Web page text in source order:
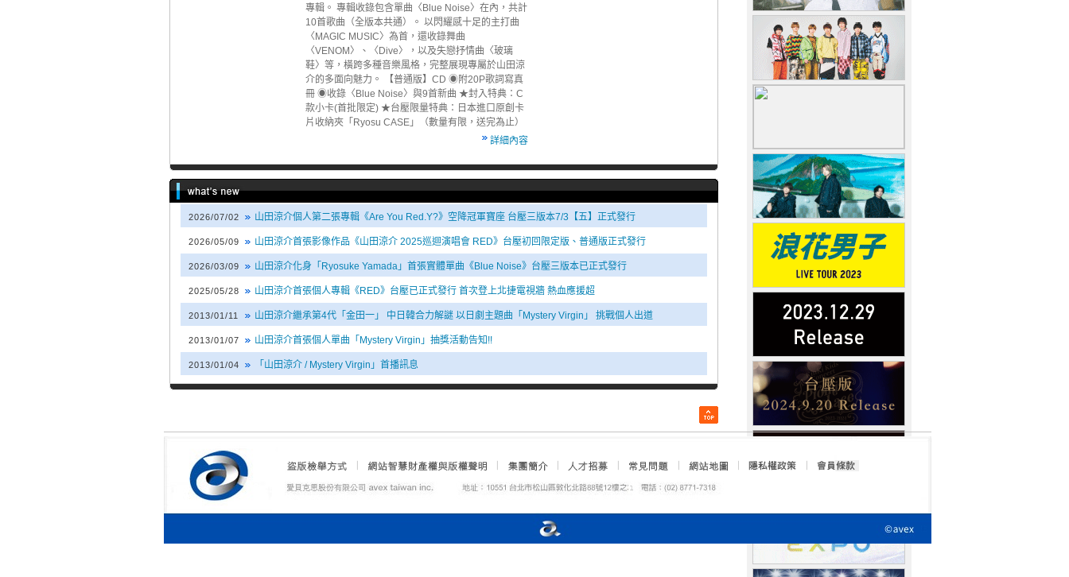
專輯。 專輯收錄包含單曲〈Blue Noise〉在內，共計
10首歌曲（全版本共通）。 以閃耀感十足的主打曲
〈MAGIC MUSIC〉為首，還收錄舞曲
〈VENOM〉、〈Dive〉，以及失戀抒情曲〈玻璃
鞋〉等，橫跨多種音樂風格，完整展現專屬於山田涼
介的多面向魅力。 【普通版】CD ◉附20P歌詞寫真
冊 ◉收錄〈Blue Noise〉與9首新曲 ★封入特典：C
款小卡(首批限定) ★台壓限量特典：日本進口原創卡
片收納夾「Ryosu CASE」（數量有限，送完為止）
詳細內容
2026/07/02 山田涼介個人第二張專輯《Are You Red.Y?》空降冠軍寶座 台壓三版本7/3【五】正式發行
2026/05/09 山田涼介首張影像作品《山田涼介 2025巡迴演唱會 RED》台壓初回限定版、普通版正式發行
2026/03/09 山田涼介化身「Ryosuke Yamada」首張實體單曲《Blue Noise》台壓三版本已正式發行
2025/05/28 山田涼介首張個人專輯《RED》台壓已正式發行 首次登上北捷電視牆 熱血應援超
2013/01/11 山田涼介繼承第4代「金田一」 中日韓合力解謎 以日劇主題曲「Mystery Virgin」 挑戰個人出道
2013/01/07 山田涼介首張個人單曲「Mystery Virgin」抽獎活動告知!!
2013/01/04 「山田涼介 / Mystery Virgin」首播訊息